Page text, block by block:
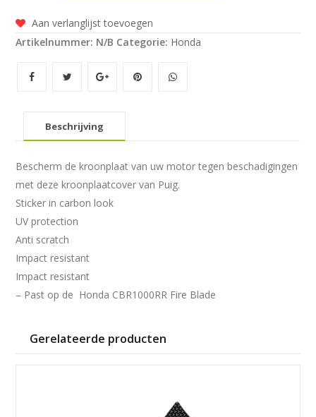
look
voor
CBR1000RR
Aan verlanglijst toevoegen
Artikelnummer: N/B Categorie: Honda
Beschrijving
Bescherm de kroonplaat van uw motor tegen beschadigingen
met deze kroonplaatcover van Puig.
Sticker in carbon look
UV protection
Anti scratch
Impact resistant
Impact resistant
– Past op de Honda CBR1000RR Fire Blade
Gerelateerde producten